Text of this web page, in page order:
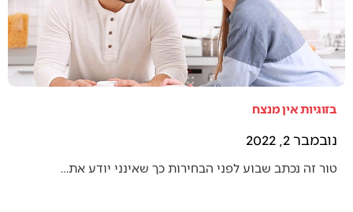
בזוגיות אין מנצח
נובמבר 2, 2022
טור זה נכתב שבוע לפני הבחירות כך שאינני יודע את…